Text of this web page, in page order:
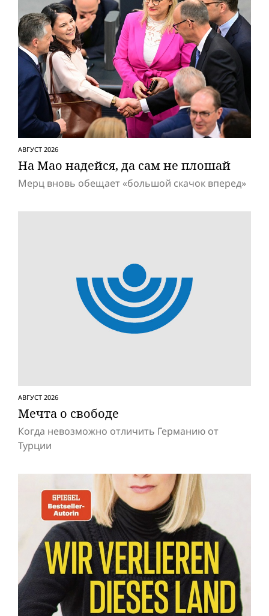
АВГУСТ 2026
На Мао надейся, да сам не плошай
Мерц вновь обещает «большой скачок вперед»
АВГУСТ 2026
Мечта о свободе
Когда невозможно отличить Германию от
Турции